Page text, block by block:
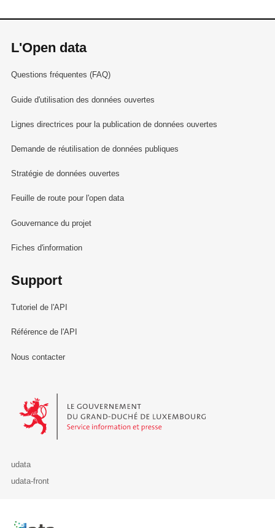
L'Open data
Questions fréquentes (FAQ)
Guide d'utilisation des données ouvertes
Lignes directrices pour la publication de données ouvertes
Demande de réutilisation de données publiques
Stratégie de données ouvertes
Feuille de route pour l'open data
Gouvernance du projet
Fiches d'information
Support
Tutoriel de l'API
Référence de l'API
Nous contacter
Le Gouvernement du Grand-Duché de Luxembourg - Service
udata
udata-front